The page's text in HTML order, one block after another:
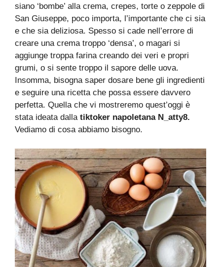
siano ‘bombe’ alla crema, crepes, torte o zeppole di
San Giuseppe, poco importa, l’importante che ci sia
e che sia deliziosa. Spesso si cade nell’errore di
creare una crema troppo ‘densa’, o magari si
aggiunge troppa farina creando dei veri e propri
grumi, o si sente troppo il sapore delle uova.
Insomma, bisogna saper dosare bene gli ingredienti
e seguire una ricetta che possa essere davvero
perfetta. Quella che vi mostreremo quest’oggi è
stata ideata dalla tiktoker napoletana N_atty8.
Vediamo di cosa abbiamo bisogno.